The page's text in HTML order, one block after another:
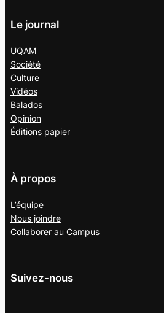
Le journal
UQAM
Société
Culture
Vidéos
Balados
Opinion
Éditions papier
À propos
L’équipe
Nous joindre
Collaborer au Campus
Suivez-nous